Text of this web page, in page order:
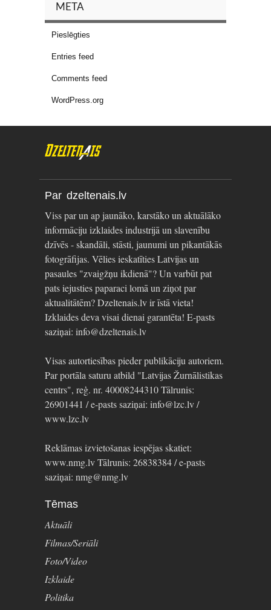
META
Pieslēgties
Entries feed
Comments feed
WordPress.org
Par dzeltenais.lv
Viss par un ap jaunāko, karstāko un aktuālāko
informāciju izklaides industrijā un slavenību
dzīvēs - skandāli, stāsti, jaunumi un pikantākās
fotogrāfijas. Vēlies ieskatīties Latvijas un
pasaules "zvaigžņu ikdienā"? Un varbūt pat
pats iejusties paparaci lomā un ziņot par
aktualitātēm? Dzeltenais.lv ir īstā vieta!
Izklaides deva visai dienai garantēta! E-pasts
saziņai: info@dzeltenais.lv
Visas autortiesības pieder publikāciju autoriem.
Par portāla saturu atbild "Latvijas Žurnālistikas
centrs", reģ. nr. 40008244310 Tālrunis:
26901441 / e-pasts saziņai: info@lzc.lv /
www.lzc.lv
Reklāmas izvietošanas iespējas skatiet:
www.nmg.lv Tālrunis: 26838384 / e-pasts
saziņai: nmg@nmg.lv
Tēmas
Aktuāli
Filmas/Seriāli
Foto/Video
Izklaide
Politika